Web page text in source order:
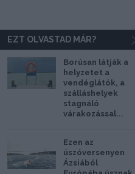
Szerzői jogok,
EZT OLVASTAD MÁR?
Borúsan látják a
helyzetet a
vendéglátók, a
szálláshelyek
stagnáló
várakozással...
Ezen az
úszóversenyen
Ázsiából